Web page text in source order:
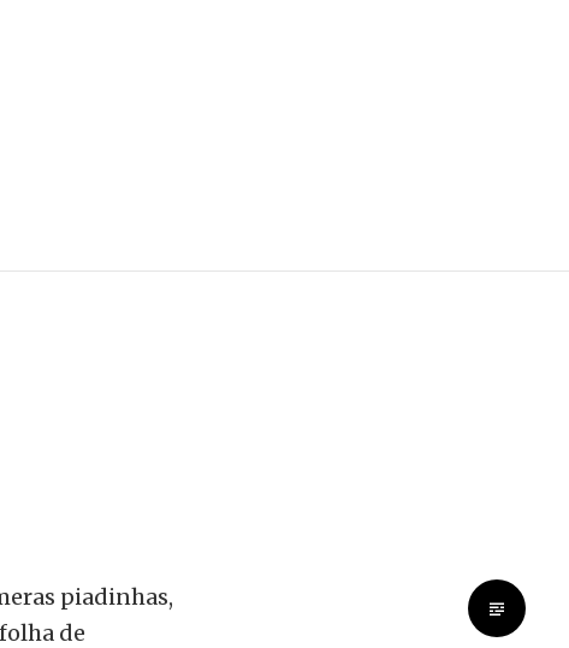
piadinhas,
de